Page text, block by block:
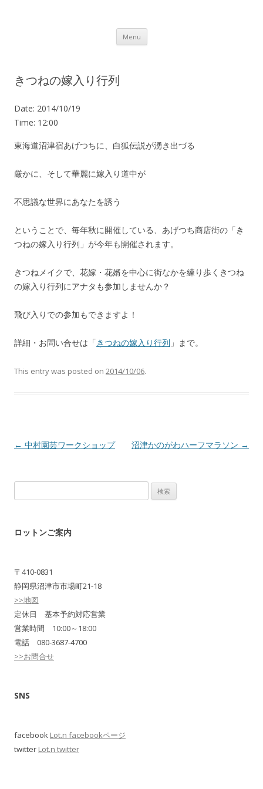
Menu Skip to content
きつねの嫁入り行列
Date: 2014/10/19
Time: 12:00
東海道沼津宿あげつちに、白狐伝説が湧き出づる
厳かに、そして華麗に嫁入り道中が
不思議な世界にあなたを誘う
ということで、毎年秋に開催している、あげつち商店街の「き
つねの嫁入り行列」が今年も開催されます。
きつねメイクで、花嫁・花婿を中心に街なかを練り歩くきつね
の嫁入り行列にアナタも参加しませんか？
飛び入りでの参加もできますよ！
詳細・お問い合せは「きつねの嫁入り行列 」まで。
This entry was posted on 2014/10/06.
Post navigation
← 中村園芸ワークショップ 沼津かのがわハーフマラソン →
索:
ロットンご案内
〒410-0831
静岡県沼津市市場町21-18
>>地図
定休日 基本予約対応営業
営業時間 10:00～18:00
電話 080-3687-4700
>>お問合せ
SNS
facebook Lot.n facebookページ
twitter Lot.n twitter